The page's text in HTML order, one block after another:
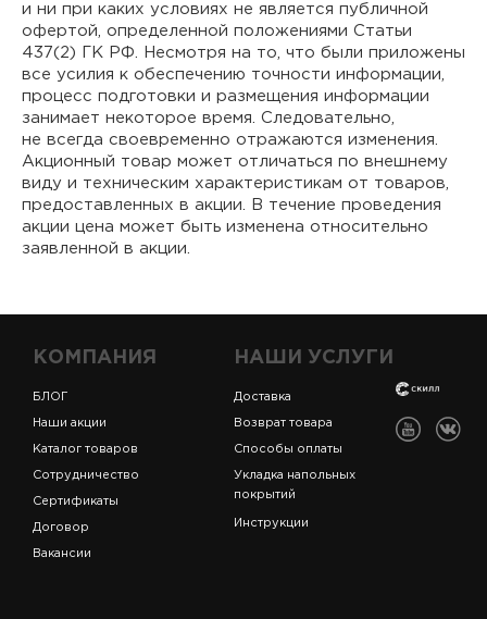
и ни при каких условиях не является публичной
офертой, определенной положениями Статьи
437(2) ГК РФ. Несмотря на то, что были приложены
все усилия к обеспечению точности информации,
процесс подготовки и размещения информации
занимает некоторое время. Следовательно,
не всегда своевременно отражаются изменения.
Акционный товар может отличаться по внешнему
виду и техническим характеристикам от товаров,
предоставленных в акции. В течение проведения
акции цена может быть изменена относительно
заявленной в акции.
КОМПАНИЯ
БЛОГ
Наши акции
Каталог товаров
Сотрудничество
Сертификаты
Договор
Вакансии
НАШИ УСЛУГИ
Доставка
Возврат товара
Способы оплаты
Укладка напольных
покрытий
Инструкции